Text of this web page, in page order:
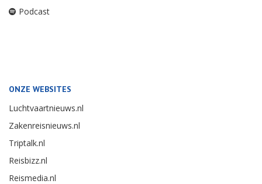
Podcast
ONZE WEBSITES
Luchtvaartnieuws.nl
Zakenreisnieuws.nl
Triptalk.nl
Reisbizz.nl
Reismedia.nl